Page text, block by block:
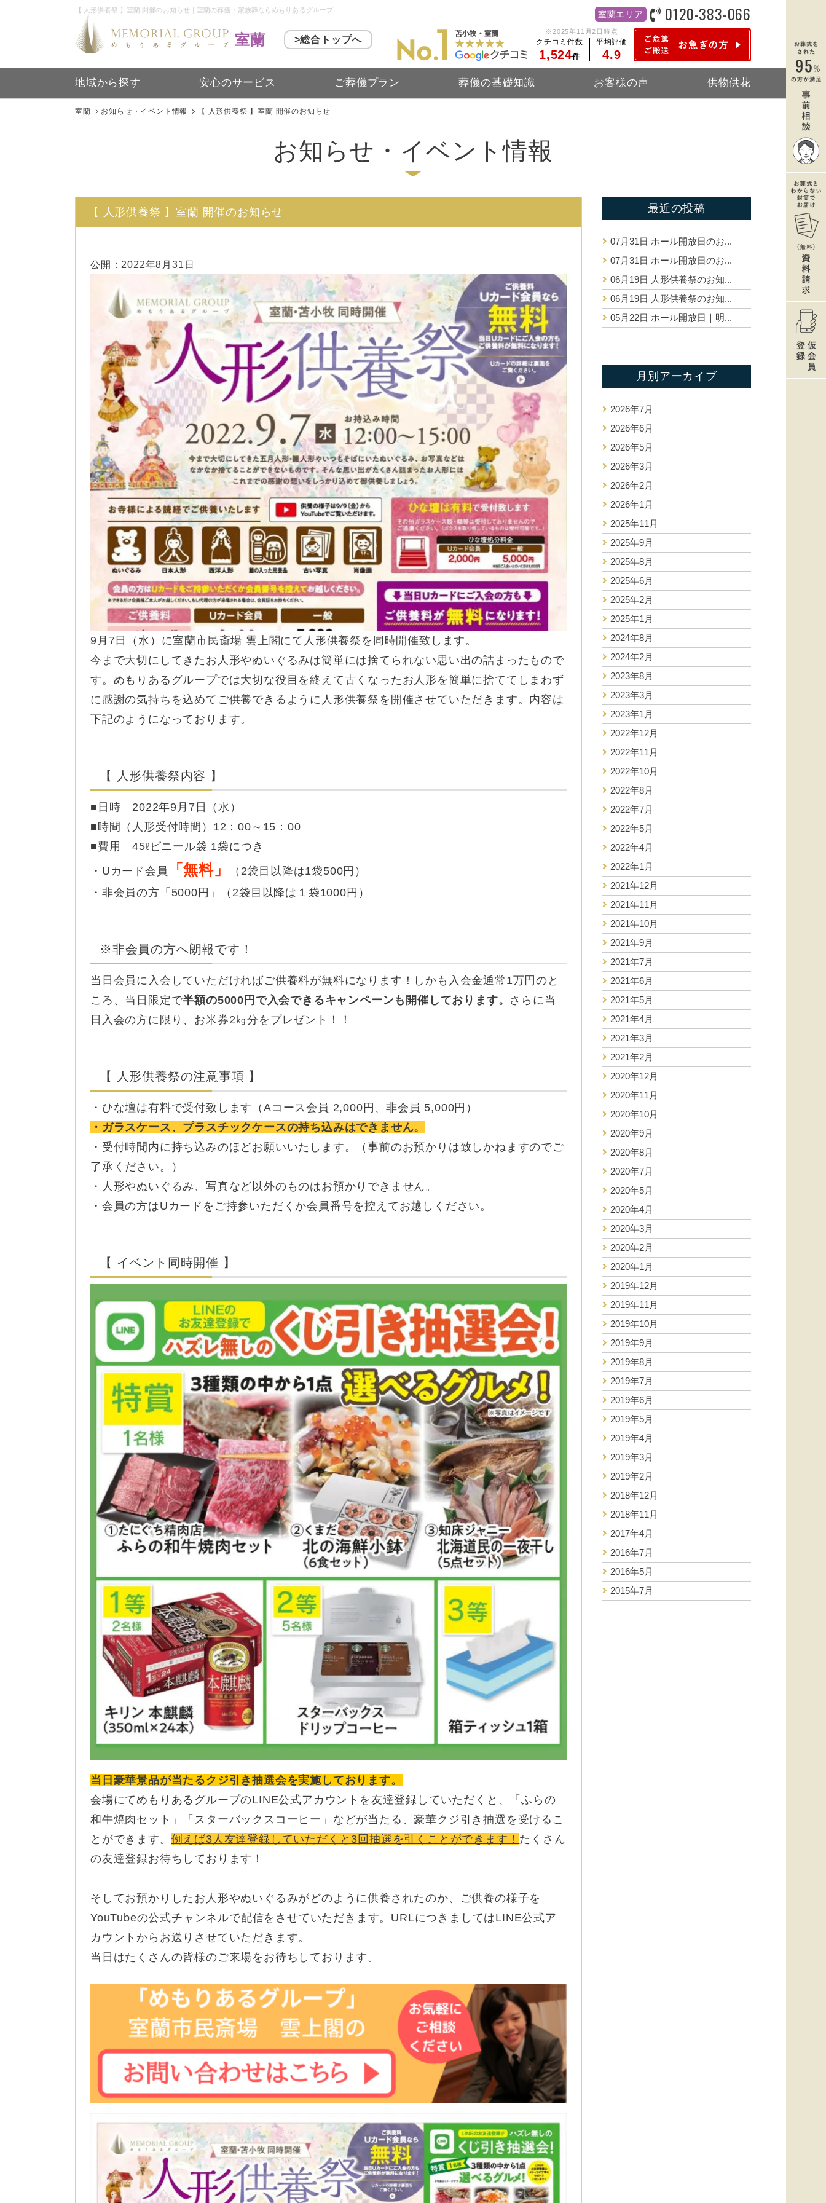
【 人形供養祭 】室蘭 開催のお知らせ｜室蘭の葬儀・家族葬ならめもりあるグループ
室蘭 >総合トップへ
室蘭エリア 0120-383-066
※2025年11月2日時点
クチコミ件数
1,524件
平均評価
4.9
地域から探す 安心のサービス ご葬儀プラン 葬儀の基礎知識 お客様の声 供物供花
室蘭 お知らせ・イベント情報 【 人形供養祭 】室蘭 開催のお知らせ
お知らせ・イベント情報
【 人形供養祭 】室蘭 開催のお知らせ
公開： 2022年8月31日
9月7日（水）に室蘭市民斎場 雲上閣にて人形供養祭を同時開催致します。
今まで大切にしてきたお人形やぬいぐるみは簡単には捨てられない思い出の詰まったもので
す。めもりあるグループでは大切な役目を終えて古くなったお人形を簡単に捨ててしまわず
に感謝の気持ちを込めてご供養できるように人形供養祭を開催させていただきます。内容は
下記のようになっております。
【 人形供養祭内容 】
■日時 2022年9月7日（水）
■時間（人形受付時間）12：00～15：00
■費用 45ℓビニール袋 1袋につき
・Uカード会員
「無料」
（2袋目以降は1袋500円）
・非会員の方「5000円」（2袋目以降は１袋1000円）
※非会員の方へ朗報です！
当日会員に入会していただければご供養料が無料になります！しかも入会金通常1万円のと
ころ、当日限定で半額の5000円で入会できるキャンペーンも開催しております。 さらに当
日入会の方に限り、お米券2㎏分をプレゼント！！
【 人形供養祭の注意事項 】
・ひな壇は有料で受付致します（Aコース会員 2,000円、非会員 5,000円）
・ガラスケース、プラスチックケースの持ち込みはできません。
・受付時間内に持ち込みのほどお願いいたします。（事前のお預かりは致しかねますのでご
了承ください。）
・人形やぬいぐるみ、写真など以外のものはお預かりできません。
・会員の方はUカードをご持参いただくか会員番号を控えてお越しください。
【 イベント同時開催 】
当日豪華景品が当たるクジ引き抽選会を実施しております。
会場にてめもりあるグループのLINE公式アカウントを友達登録していただくと、「ふらの
和牛焼肉セット」「スターバックスコーヒー」などが当たる、豪華クジ引き抽選を受けるこ
とができます。 例えば3人友達登録していただくと3回抽選を引くことができます！ たくさん
の友達登録お待ちしております！
そしてお預かりしたお人形やぬいぐるみがどのように供養されたのか、ご供養の様子を
YouTubeの公式チャンネルで配信をさせていただきます。URLにつきましてはLINE公式ア
カウントからお送りさせていただきます。
当日はたくさんの皆様のご来場をお待ちしております。
最近の投稿
07月31日 ホール開放日のお...
07月31日 ホール開放日のお...
06月19日 人形供養祭のお知...
06月19日 人形供養祭のお知...
05月22日 ホール開放日｜明...
月別アーカイブ
2026年7月
2026年6月
2026年5月
2026年3月
2026年2月
2026年1月
2025年11月
2025年9月
2025年8月
2025年6月
2025年2月
2025年1月
2024年8月
2024年2月
2023年8月
2023年3月
2023年1月
2022年12月
2022年11月
2022年10月
2022年8月
2022年7月
2022年5月
2022年4月
2022年1月
2021年12月
2021年11月
2021年10月
2021年9月
2021年7月
2021年6月
2021年5月
2021年4月
2021年3月
2021年2月
2020年12月
2020年11月
2020年10月
2020年9月
2020年8月
2020年7月
2020年5月
2020年4月
2020年3月
2020年2月
2020年1月
2019年12月
2019年11月
2019年10月
2019年9月
2019年8月
2019年7月
2019年6月
2019年5月
2019年4月
2019年3月
2019年2月
2018年12月
2018年11月
2017年4月
2016年7月
2016年5月
2015年7月